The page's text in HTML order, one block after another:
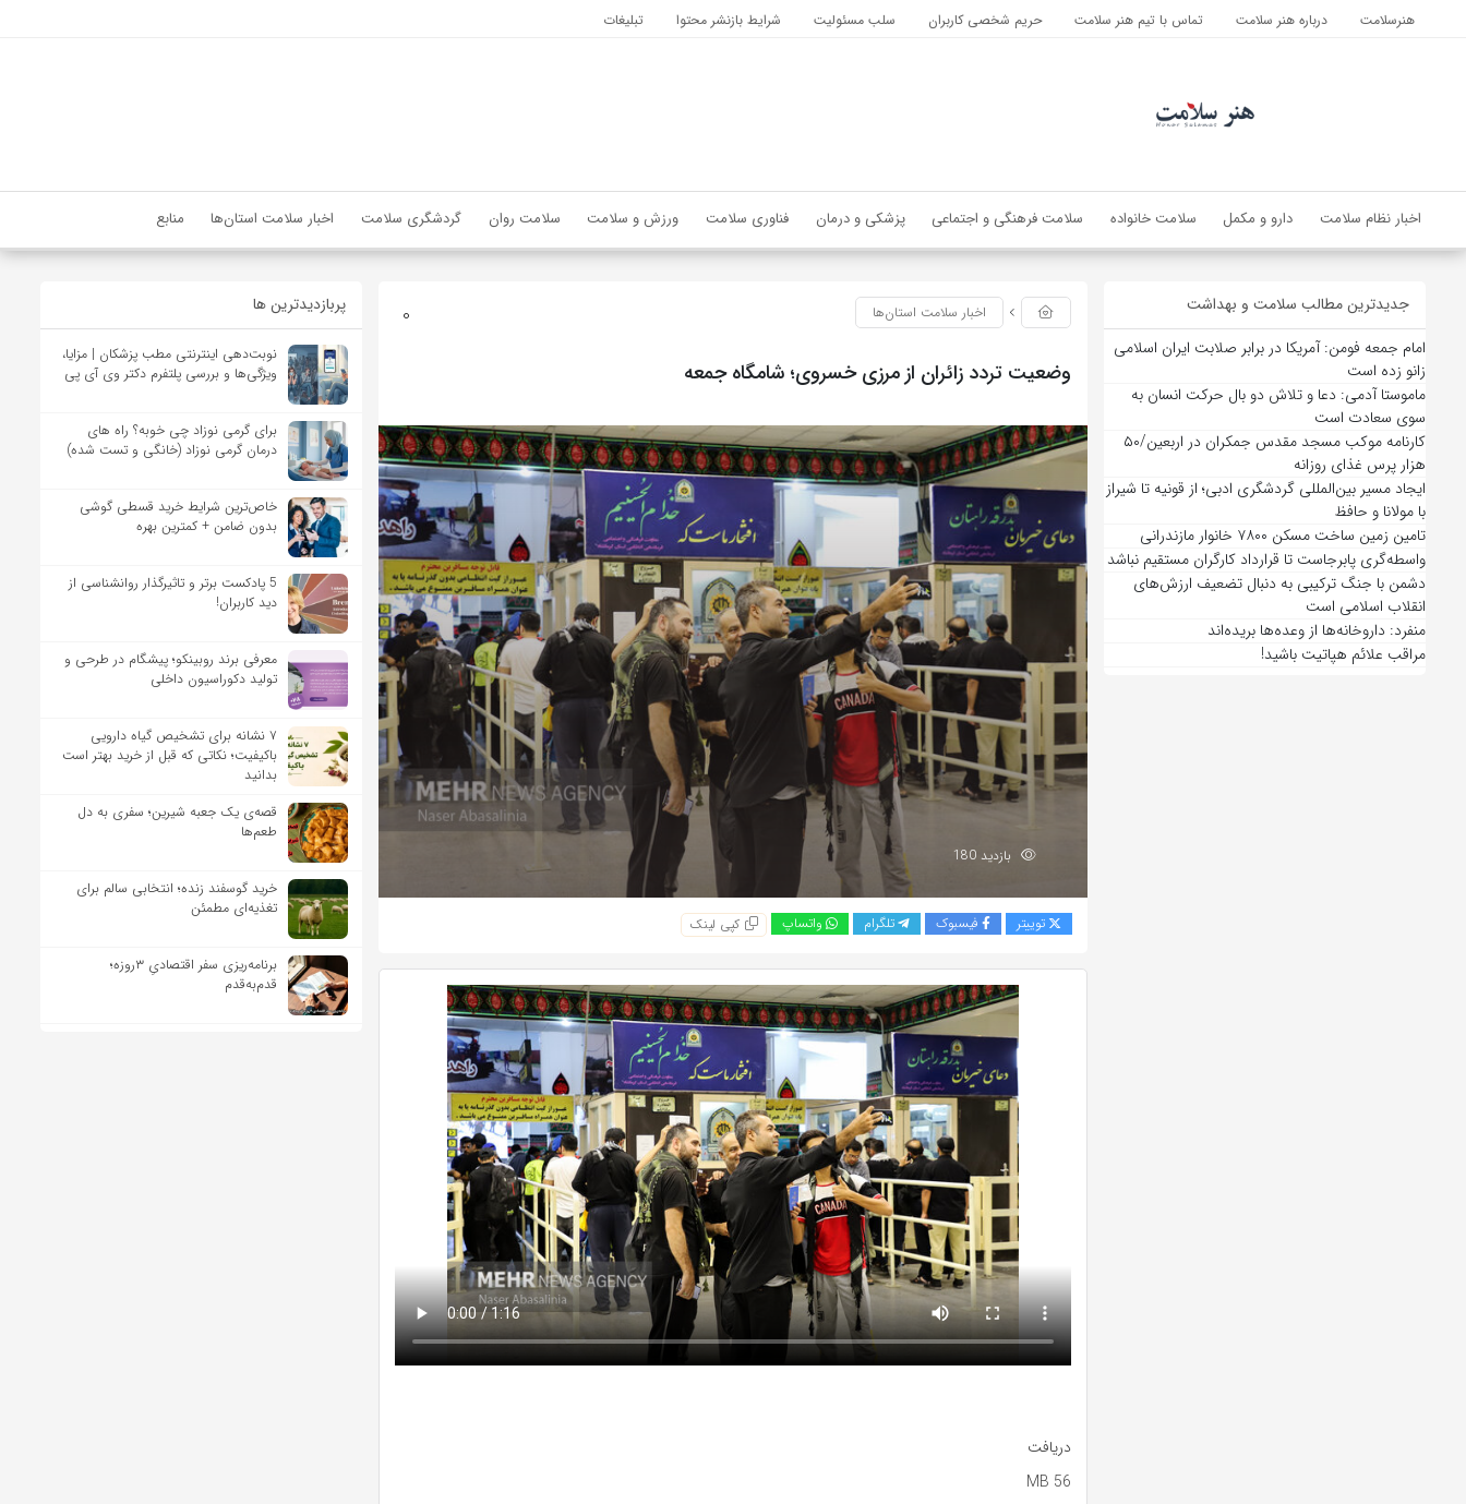
هنرسلامت درباره هنر سلامت تماس با تیم هنر سلامت حریم شخصی کاربران سلب مسئولیت شرایط بازنشر محتوا تبلیغات
اخبار نظام سلامت دارو و مکمل سلامت خانواده سلامت فرهنگی و اجتماعی پزشکی و درمان فناوری سلامت ورزش و سلامت سلامت روان گردشگری سلامت اخبار سلامت استان‌ها منابع
جدیدترین مطالب سلامت و بهداشت
امام جمعه فومن: آمریکا در برابر صلابت ایران اسلامی
زانو زده است
ماموستا آدمی: دعا و تلاش دو بال حرکت انسان به
سوی سعادت است
کارنامه موکب مسجد مقدس جمکران در اربعین/۵۰
هزار پرس غذای روزانه
ایجاد مسیر بین‌المللی گردشگری ادبی؛ از قونیه تا شیراز
با مولانا و حافظ
تامین زمین ساخت مسکن ۷۸۰۰ خانوار مازندرانی
واسطه‌گری پابرجاست تا قرارداد کارگران مستقیم نباشد
دشمن با جنگ ترکیبی به دنبال تضعیف ارزش‌های
انقلاب اسلامی است
منفرد: داروخانه‌ها از وعده‌ها بریده‌اند
مراقب علائم هپاتیت باشید!
0 اخبار سلامت استان‌ها
وضعیت تردد زائران از مرزی خسروی؛ شامگاه جمعه
بازدید 180
توییتر فیسبوک تلگرام واتساپ کپی لینک
دریافت
56 MB
پربازدیدترین ها
نوبت‌دهی اینترنتی مطب پزشکان | مزایا،
ویژگی‌ها و بررسی پلتفرم دکتر وی آی پی
برای گرمی نوزاد چی خوبه؟ راه های
درمان گرمی نوزاد (خانگی و تست شده)
خاص‌ترین شرایط خرید قسطی گوشی
بدون ضامن + کمترین بهره
5 پادکست برتر و تاثیرگذار روانشناسی از
دید کاربران!
معرفی برند روبینکو؛ پیشگام در طرحی و
تولید دکوراسیون داخلی
۷ نشانه برای تشخیص گیاه دارویی
باکیفیت؛ نکاتی که قبل از خرید بهتر است
بدانید
قصه‌ی یک جعبه شیرین؛ سفری به دل
طعم‌ها
خرید گوسفند زنده؛ انتخابی سالم برای
تغذیه‌ای مطمئن
برنامه‌ریزی سفر اقتصادیِ ۳روزه؛
قدم‌به‌قدم